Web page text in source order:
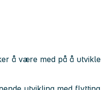
å være med på å utvikle